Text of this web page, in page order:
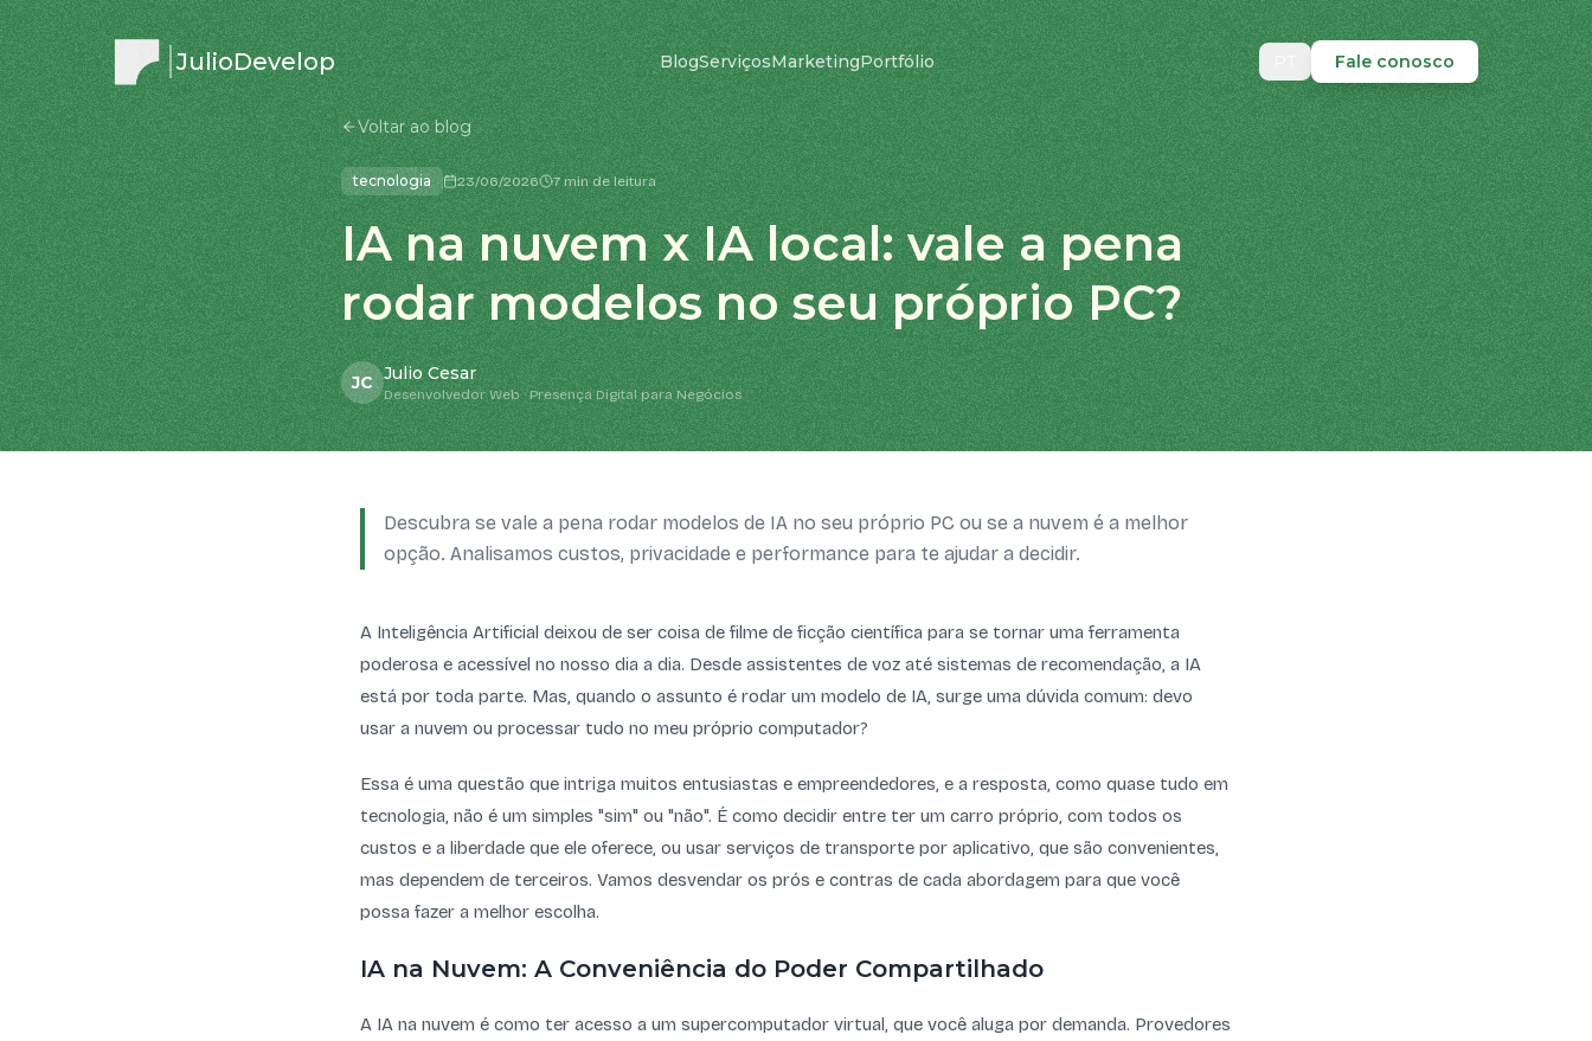
JulioDevelop BlogServiçosMarketingPortfólio Fale conosco
Voltar ao blog
tecnologia 23/06/2026 7 min de leitura
IA na nuvem x IA local: vale a pena
rodar modelos no seu próprio PC?
JC Julio Cesar
Desenvolvedor Web · Presença Digital para Negócios
Descubra se vale a pena rodar modelos de IA no seu próprio PC ou se a nuvem é a melhor
opção. Analisamos custos, privacidade e performance para te ajudar a decidir.
A Inteligência Artificial deixou de ser coisa de filme de ficção científica para se tornar uma ferramenta
poderosa e acessível no nosso dia a dia. Desde assistentes de voz até sistemas de recomendação, a IA
está por toda parte. Mas, quando o assunto é rodar um modelo de IA, surge uma dúvida comum: devo
usar a nuvem ou processar tudo no meu próprio computador?
Essa é uma questão que intriga muitos entusiastas e empreendedores, e a resposta, como quase tudo em
tecnologia, não é um simples "sim" ou "não". É como decidir entre ter um carro próprio, com todos os
custos e a liberdade que ele oferece, ou usar serviços de transporte por aplicativo, que são convenientes,
mas dependem de terceiros. Vamos desvendar os prós e contras de cada abordagem para que você
possa fazer a melhor escolha.
IA na Nuvem: A Conveniência do Poder Compartilhado
A IA na nuvem é como ter acesso a um supercomputador virtual, que você aluga por demanda. Provedores